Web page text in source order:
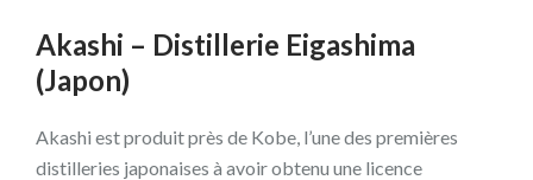
Akashi – Distillerie Eigashima
(Japon)
Akashi est produit près de Kobe, l’une des premières
distilleries japonaises à avoir obtenu une licence